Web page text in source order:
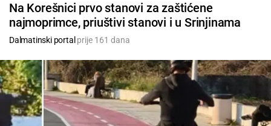
Na Korešnici prvo stanovi za zaštićene
najmoprimce, priuštivi stanovi i u Srinjinama
Dalmatinski portal prije 161 dana